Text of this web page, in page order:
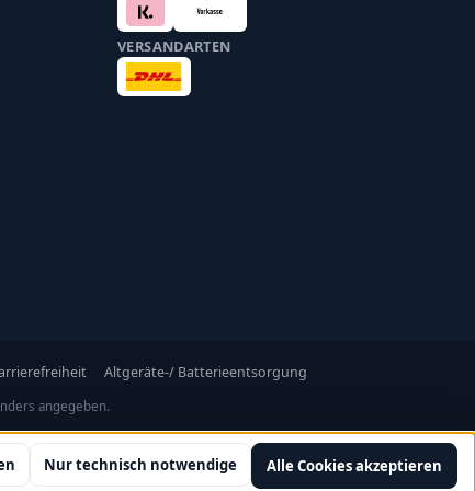
VERSANDARTEN
Altgeräte-/ Batterieentsorgung
angegeben.
Nur technisch notwendige Alle Cookies akzeptieren